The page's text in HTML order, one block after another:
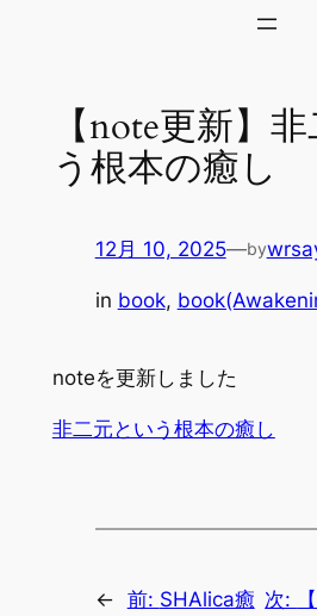
【note更新】
う根本の癒し
12月 10, 2025—by
in book,
noteを更新しました
非二元という根本の癒し
← 前: SHAlica癒 次: